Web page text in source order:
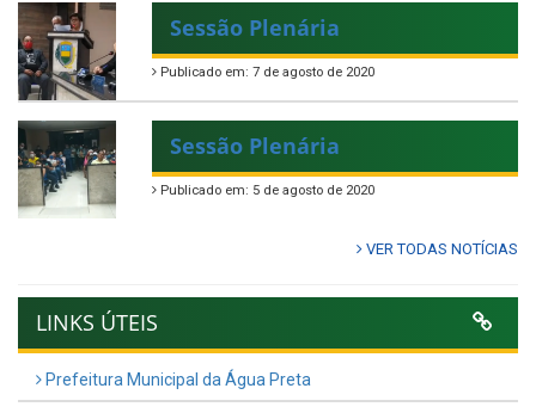
Sessão Plenária
Publicado em: 7 de agosto de 2020
Sessão Plenária
Publicado em: 5 de agosto de 2020
VER TODAS NOTÍCIAS
LINKS ÚTEIS
Prefeitura Municipal da Água Preta